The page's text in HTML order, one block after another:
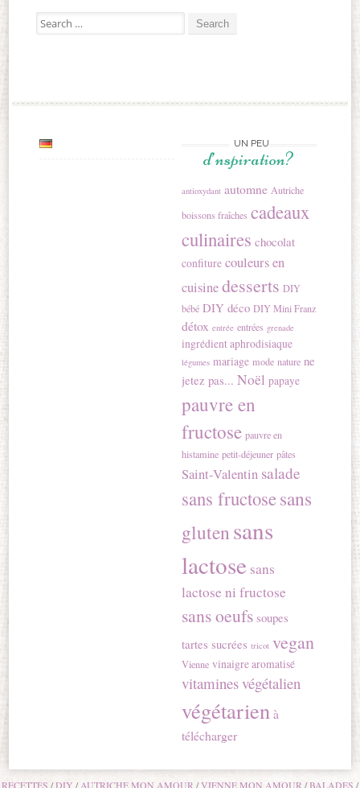
Search for:
UN PEU
d’nspiration?
antioxydant automne Autriche
boissons fraîches cadeaux
culinaires chocolat
confiture couleurs en
cuisinedesserts DIY
bébé DIY déco DIY Mini Franz
détox entrée entrées grenade
ingrédient aphrodisiaque
légumes mariage mode nature ne
jetez pas... Noël papaye
pauvre en
fructose pauvre en
histamine petit-déjeuner pâtes
Saint-Valentin salade
sans fructosesans
glutensans
lactose sans
lactose ni fructose
sans oeufs soupes
tartes sucrées tricot vegan
Vienne vinaigre aromatisé
vitaminesvégétalien
végétarien à
télécharger
RECETTES DIY AUTRICHE MON AMOUR VIENNE MON AMOUR BALADES